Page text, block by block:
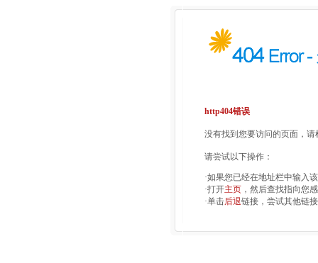
http404错误
没有找到您要访问的页面，
请尝试以下操作：
·如果您已经在地址栏中输入
·打开主页 ，然后查找指向您
·单击后退链接，尝试其他链